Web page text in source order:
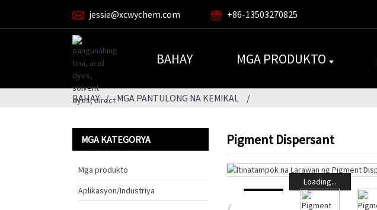
jessie@xcwychem.com +86-13503270825
BAHAY MGA PRODUKTO
BAHAY MGA PANTULONG NA KEMIKAL
MGA KATEGORYA
Mga produkto
Aplikasyon/Industriya
Pigment Dispersant
Loading...